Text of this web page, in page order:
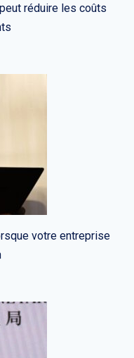
réduire les coûts
votre entreprise